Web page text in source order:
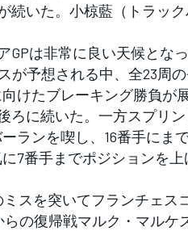
続いた。小椋藍（トラッ
は非常に良い天候とな
が予想される中、全23周
けたブレーキング勝負が
ろに続いた。一方スプリ
ランを喫し、16番手にま
7番手までポジションを
スを突いてフランチェス
の復帰戦マルク・マルケ